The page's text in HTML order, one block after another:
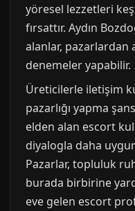
yöresel lezzetleri
fırsattır. Aydın
alanlar, pazarlardan
denemeler yapabilir.
Üreticilerle iletişim
pazarlığı yapma
elden alan escort
diyalogla daha
Pazarlar, topluluk
burada birbirine
eve gelen escort